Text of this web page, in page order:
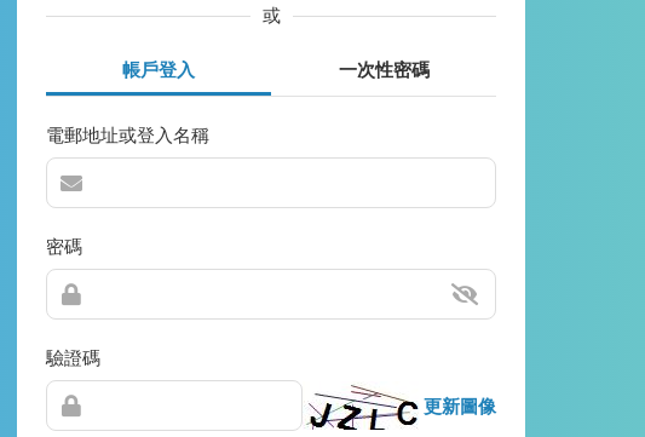
或
帳戶登入 一次性密碼
電郵地址或登入名稱
密碼
驗證碼
更新圖像